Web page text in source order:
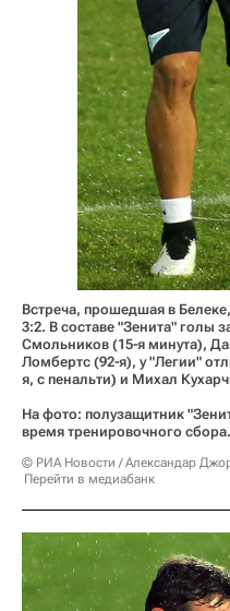
Встреча, прошедшая в
3:2. В составе "Зенита" голы
Смольников (15-я минута),
Ломбертс (92-я), у "Легии"
я, с пенальти) и Михал
На фото: полузащитник
время тренировочного сбора.
© РИА Новости / Александар
Перейти в медиабанк